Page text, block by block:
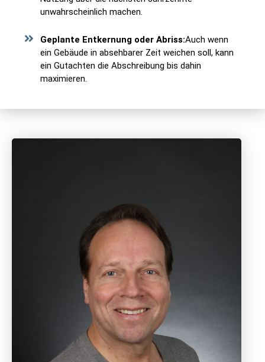
unwahrscheinlich machen.
Geplante Entkernung oder Abriss:Auch wenn
ein Gebäude in absehbarer Zeit weichen soll, kann
ein Gutachten die Abschreibung bis dahin
maximieren.